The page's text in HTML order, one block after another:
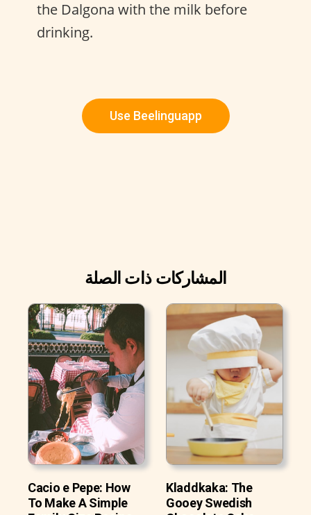
the Dalgona with the milk before
drinking.
Use Beelinguapp
المشاركات ذات الصلة
Cacio e Pepe: How
To Make A Simple
Kladdkaka: The
Gooey Swedish